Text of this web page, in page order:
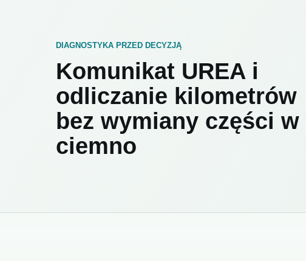
DIAGNOSTYKA PRZED DECYZJĄ
Komunikat UREA i
odliczanie kilometrów
bez wymiany części w
ciemno